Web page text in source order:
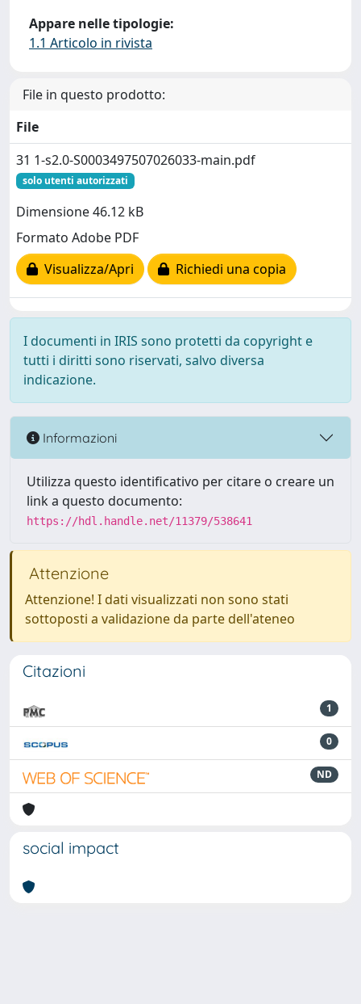
Appare nelle tipologie:
1.1 Articolo in rivista
File in questo prodotto:
File
31 1-s2.0-S0003497507026033-main.pdf
solo utenti autorizzati
Dimensione 46.12 kB
Formato Adobe PDF
Visualizza/Apri
Richiedi una copia
I documenti in IRIS sono protetti da copyright e
tutti i diritti sono riservati, salvo diversa
indicazione.
Informazioni
Utilizza questo identificativo per citare o creare un
link a questo documento:
https://hdl.handle.net/11379/538641
Attenzione
Attenzione! I dati visualizzati non sono stati
sottoposti a validazione da parte dell'ateneo
Citazioni
1
0
ND
social impact